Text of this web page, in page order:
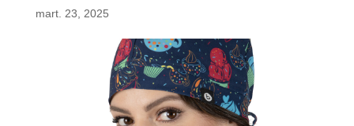
mart. 23, 2025